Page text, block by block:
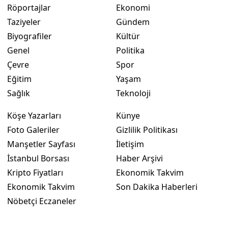
Röportajlar
Taziyeler
Biyografiler
Genel
Çevre
Eğitim
Sağlık
Ekonomi
Gündem
Kültür
Politika
Spor
Yaşam
Teknoloji
Köşe Yazarları
Foto Galeriler
Manşetler Sayfası
İstanbul Borsası
Kripto Fiyatları
Ekonomik Takvim
Nöbetçi Eczaneler
Künye
Gizlilik Politikası
İletişim
Haber Arşivi
Ekonomik Takvim
Son Dakika Haberleri